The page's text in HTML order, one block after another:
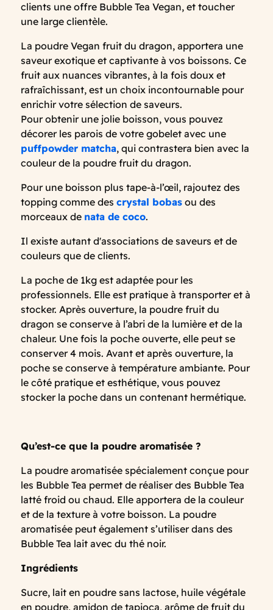
clients une offre Bubble Tea Vegan, et toucher
une large clientèle.
La poudre Vegan fruit du dragon, apportera une
saveur exotique et captivante à vos boissons. Ce
fruit aux nuances vibrantes, à la fois doux et
rafraîchissant, est un choix incontournable pour
enrichir votre sélection de saveurs.
Pour obtenir une jolie boisson, vous pouvez
décorer les parois de votre gobelet avec une
puffpowder matcha, qui contrastera bien avec la
couleur de la poudre fruit du dragon.
Pour une boisson plus tape-à-l’œil, rajoutez des
topping comme des crystal bobas ou des
morceaux de nata de coco.
Il existe autant d'associations de saveurs et de
couleurs que de clients.
La poche de 1kg est adaptée pour les
professionnels. Elle est pratique à transporter et à
stocker. Après ouverture, la poudre fruit du
dragon se conserve à l’abri de la lumière et de la
chaleur. Une fois la poche ouverte, elle peut se
conserver 4 mois. Avant et après ouverture, la
poche se conserve à température ambiante. Pour
le côté pratique et esthétique, vous pouvez
stocker la poche dans un contenant hermétique.
Qu’est-ce que la poudre aromatisée ?
La poudre aromatisée spécialement conçue pour
les Bubble Tea permet de réaliser des Bubble Tea
latté froid ou chaud. Elle apportera de la couleur
et de la texture à votre boisson. La poudre
aromatisée peut également s’utiliser dans des
Bubble Tea lait avec du thé noir.
Ingrédients
Sucre, lait en poudre sans lactose, huile végétale
en poudre, amidon de tapioca, arôme de fruit du